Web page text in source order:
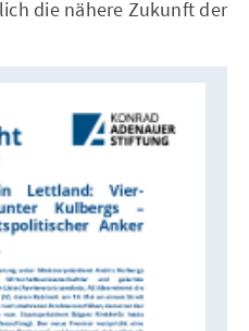
die nähere Zukunft der